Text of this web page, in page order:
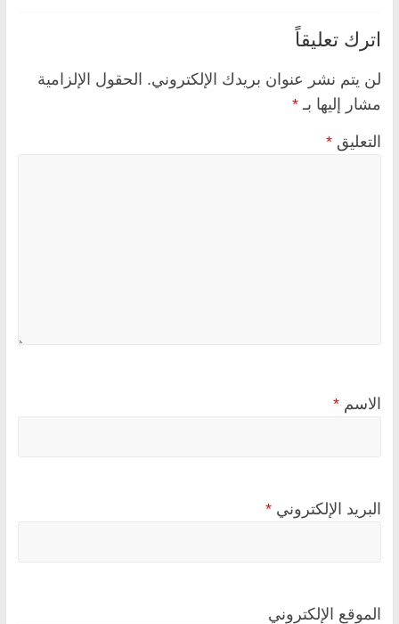
اترك تعليقاً
لن يتم نشر عنوان بريدك الإلكتروني. الحقول الإلزامية
مشار إليها بـ *
التعليق *
الاسم *
البريد الإلكتروني *
الموقع الإلكتروني